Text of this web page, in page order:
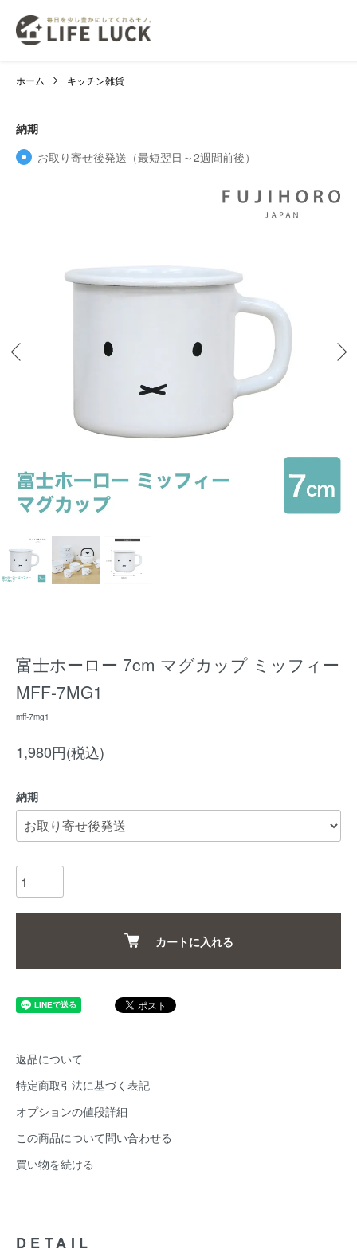
ホーム キッチン雑貨
納期
お取り寄せ後発送（最短翌日～2週間前後）
富士ホーロー 7cm マグカップ ミッフィー
MFF-7MG1
mff-7mg1
1,980円(税込)
納期
カートに入れる
返品について
特定商取引法に基づく表記
オプションの値段詳細
この商品について問い合わせる
買い物を続ける
DETAIL